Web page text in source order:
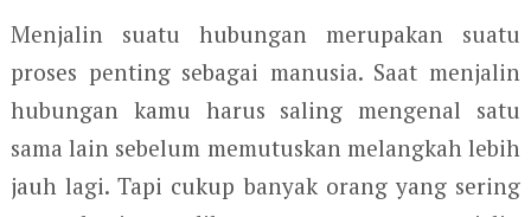
Menjalin suatu hubungan merupakan suatu
proses penting sebagai manusia. Saat menjalin
hubungan kamu harus saling mengenal satu
sama lain sebelum memutuskan melangkah lebih
jauh lagi. Tapi cukup banyak orang yang sering